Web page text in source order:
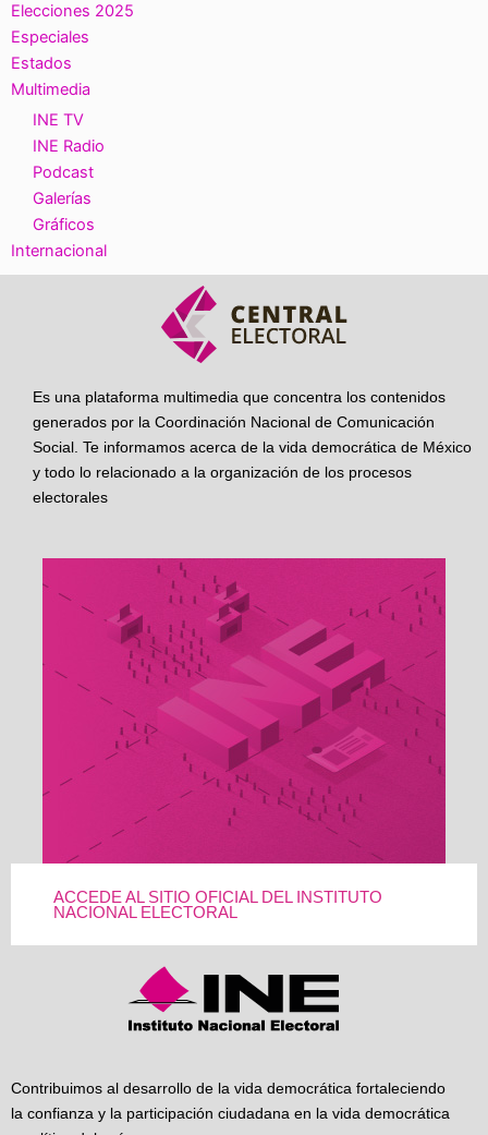
Elecciones 2025
Especiales
Estados
Multimedia
INE TV
INE Radio
Podcast
Galerías
Gráficos
Internacional
Es una plataforma multimedia que concentra los contenidos
generados por la Coordinación Nacional de Comunicación
Social. Te informamos acerca de la vida democrática de México
y todo lo relacionado a la organización de los procesos
electorales
ACCEDE AL SITIO OFICIAL DEL INSTITUTO
NACIONAL ELECTORAL
Contribuimos al desarrollo de la vida democrática fortaleciendo
la confianza y la participación ciudadana en la vida democrática